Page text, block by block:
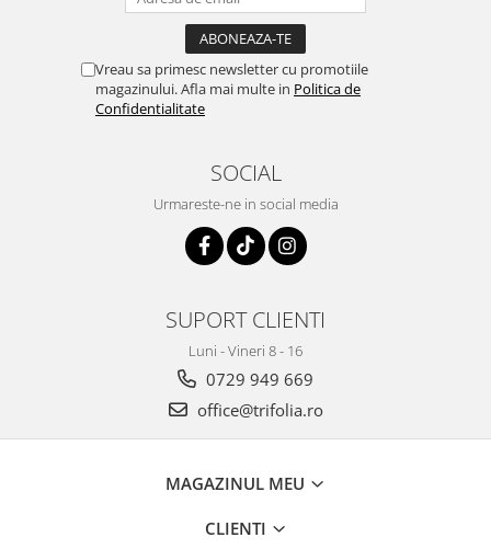
Vreau sa primesc newsletter cu promotiile
magazinului. Afla mai multe in Politica de
Confidentialitate
SOCIAL
Urmareste-ne in social media
SUPORT CLIENTI
Luni - Vineri 8 - 16
0729 949 669
office@trifolia.ro
MAGAZINUL MEU
CLIENTI